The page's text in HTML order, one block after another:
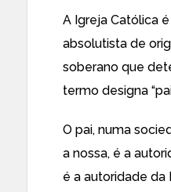
A Igreja Católica
absolutista de
soberano que
termo designa
O pai, numa
a nossa, é a
é a autoridade da